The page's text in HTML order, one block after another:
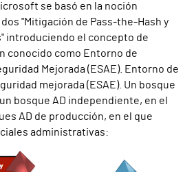
se basó en la noción
"Mitigación de Pass-the-Hash y
introduciendo el concepto de
conocido como Entorno de
Mejorada (ESAE). Entorno de
mejorada (ESAE). Un bosque
bosque AD independiente, en el
AD de producción, en el que
administrativas: